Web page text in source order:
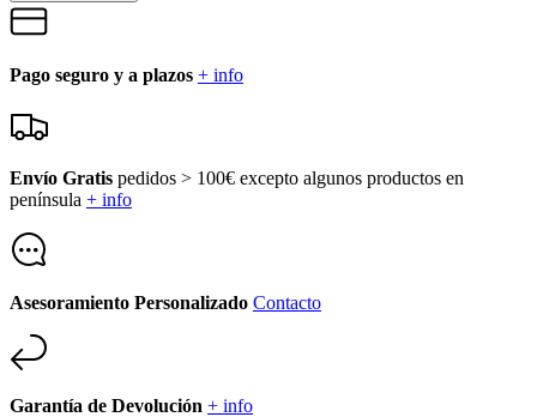
Pago seguro y a plazos + info
Envío Gratis pedidos > 100€ excepto algunos productos en
península + info
Asesoramiento Personalizado Contacto
Garantía de Devolución + info